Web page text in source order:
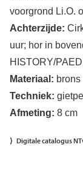
voorgrond Li.O.
Achterzijde:
uur; hor in
HISTORY/
Materiaal: brons
Techniek:
Afmeting: 8 cm
Digitale catalogus